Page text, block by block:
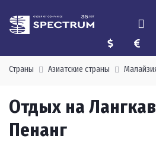
Страны Азиатские страны
Отдых на
Пенанг